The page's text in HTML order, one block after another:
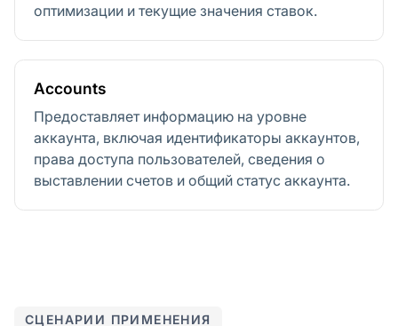
оптимизации и текущие значения ставок.
Accounts
Предоставляет информацию на уровне
аккаунта, включая идентификаторы аккаунтов,
права доступа пользователей, сведения о
выставлении счетов и общий статус аккаунта.
СЦЕНАРИИ ПРИМЕНЕНИЯ